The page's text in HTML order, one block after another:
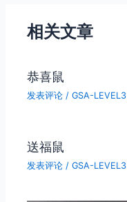
航
相关文章
恭喜鼠
发表评论 /GSA-LEVEL3
送福鼠
发表评论 /GSA-LEVEL3